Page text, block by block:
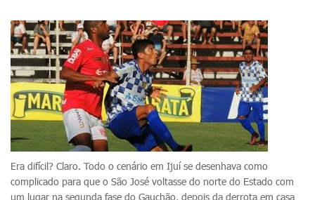
Era difícil? Claro. Todo o cenário em Ijuí se desenhava como
complicado para que o São José voltasse do norte do Estado com
um lugar na segunda fase do Gauchão, depois da derrota em casa